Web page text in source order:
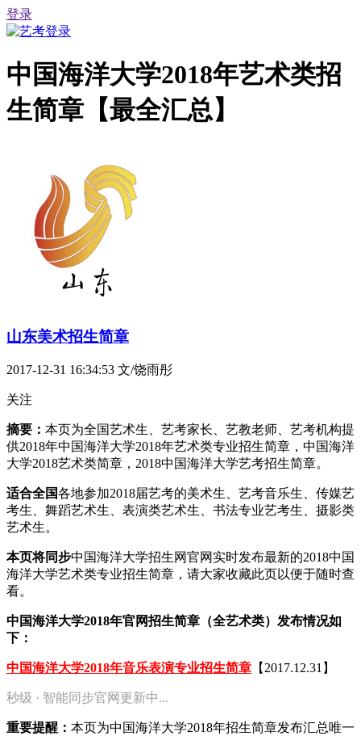
登录
中国海洋大学2018年艺术类招
生简章【最全汇总】
山东美术招生简章
2017-12-31 16:34:53 文/饶雨彤
关注
摘要： 本页为全国艺术生、艺考家长、艺教老师、艺考机构提
供2018年中国海洋大学2018年艺术类专业招生简章，中国海洋
大学2018艺术类简章，2018中国海洋大学艺考招生简章。
适合全国各地参加2018届艺考的美术生、艺考音乐生、传媒艺
考生、舞蹈艺术生、表演类艺术生、书法专业艺考生、摄影类
艺术生。
本页将同步中国海洋大学招生网官网实时发布最新的2018中国
海洋大学艺术类专业招生简章，请大家收藏此页以便于随时查
看。
中国海洋大学2018年官网招生简章（全艺术类）发布情况如
下：
中国海洋大学2018年音乐表演专业招生简章 【2017.12.31】
秒级 · 智能同步官网更新中...
重要提醒： 本页为中国海洋大学2018年招生简章发布汇总唯一